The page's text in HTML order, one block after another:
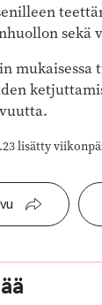
sekä
mukaisessa
lisätty